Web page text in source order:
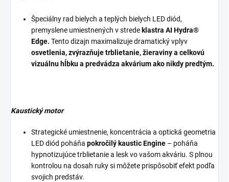
Špeciálny rad bielych a teplých bielych LED diód,
premyslene umiestnených v strede klastra AI Hydra®
Edge. Tento dizajn maximalizuje dramatický vplyv
osvetlenia, zvýrazňuje trblietanie, žieraviny a celkovú
vizuálnu hĺbku a predvádza akvárium ako nikdy predtým.
Kaustický motor
Strategické umiestnenie, koncentrácia a optická geometria
LED diód poháňa pokročilý kaustic Engine – poháňa
hypnotizujúce trblietanie a lesk vo vašom akváriu. S plnou
kontrolou na dosah ruky si môžete prispôsobiť efekt podľa
svojich predstáv.